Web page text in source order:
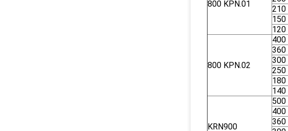
800 ΚΡΝ.01
210
150
120
800 ΚΡΝ.02
400
360
300
250
180
140
KRN900
500
400
360